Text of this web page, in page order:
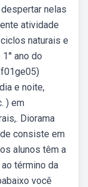
nelas
atividade
naturais e
ano do
e noite,
) em
Diorama
consiste em
alunos têm a
término da
você